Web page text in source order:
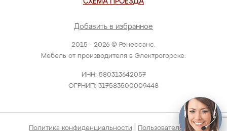
2015 - 2026 © Ренессанс.
Мебель от производителя в Электрогорске.
ИНН: 580313642057
ОГРНИП: 317583500009448
СХЕМА ПРОЕЗДА
Добавить в избранное
Политика конфиденциальности Пользовательское